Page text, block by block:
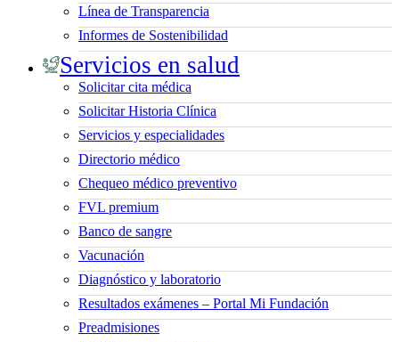
Línea de Transparencia
Informes de Sostenibilidad
Servicios en salud
Solicitar cita médica
Solicitar Historia Clínica
Servicios y especialidades
Directorio médico
Chequeo médico preventivo
FVL premium
Banco de sangre
Vacunación
Diagnóstico y laboratorio
Resultados exámenes – Portal Mi Fundación
Preadmisiones